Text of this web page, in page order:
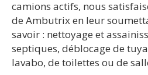
camions actifs, nous
de Ambutrix en leur
savoir : nettoyage et
septiques, déblocage de
lavabo, de toilettes ou de